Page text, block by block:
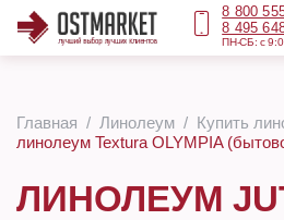
8 800
8 495
ПН-СБ: с
Главная Линолеум Купить
линолеум Textura OLYMPIA
ЛИНОЛЕУМ